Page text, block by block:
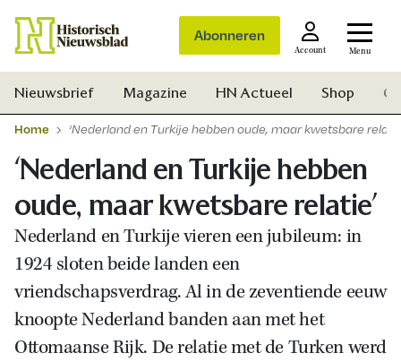
Abonneren
Account Menu
Nieuwsbrief Magazine HN Actueel Shop
Home ‘Nederland en Turkije hebben oude, maar kwetsbare
‘Nederland en Turkije hebben
oude, maar kwetsbare relatie’
Nederland en Turkije vieren een jubileum: in
1924 sloten beide landen een
vriendschapsverdrag. Al in de zeventiende eeuw
knoopte Nederland banden aan met het
Ottomaanse Rijk. De relatie met de Turken werd